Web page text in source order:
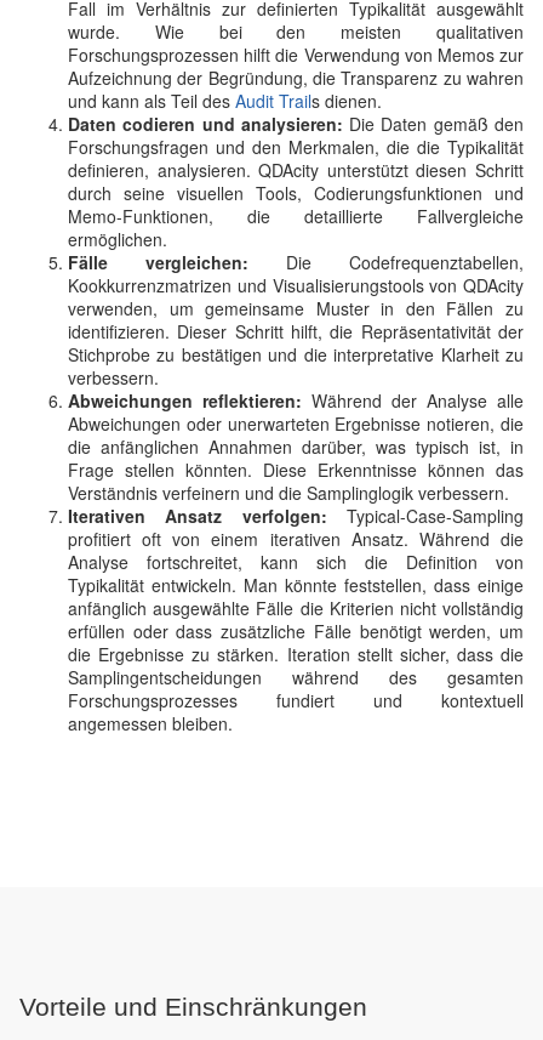
Fall im Verhältnis zur definierten Typikalität ausgewählt
wurde. Wie bei den meisten qualitativen
Forschungsprozessen hilft die Verwendung von Memos zur
Aufzeichnung der Begründung, die Transparenz zu wahren
und kann als Teil des Audit Trails dienen.
Daten codieren und analysieren: Die Daten gemäß den
Forschungsfragen und den Merkmalen, die die Typikalität
definieren, analysieren. QDAcity unterstützt diesen Schritt
durch seine visuellen Tools, Codierungsfunktionen und
Memo-Funktionen, die detaillierte Fallvergleiche
ermöglichen.
Fälle vergleichen: Die Codefrequenztabellen,
Kookkurrenzmatrizen und Visualisierungstools von QDAcity
verwenden, um gemeinsame Muster in den Fällen zu
identifizieren. Dieser Schritt hilft, die Repräsentativität der
Stichprobe zu bestätigen und die interpretative Klarheit zu
verbessern.
Abweichungen reflektieren: Während der Analyse alle
Abweichungen oder unerwarteten Ergebnisse notieren, die
die anfänglichen Annahmen darüber, was typisch ist, in
Frage stellen könnten. Diese Erkenntnisse können das
Verständnis verfeinern und die Samplinglogik verbessern.
Iterativen Ansatz verfolgen: Typical-Case-Sampling
profitiert oft von einem iterativen Ansatz. Während die
Analyse fortschreitet, kann sich die Definition von
Typikalität entwickeln. Man könnte feststellen, dass einige
anfänglich ausgewählte Fälle die Kriterien nicht vollständig
erfüllen oder dass zusätzliche Fälle benötigt werden, um
die Ergebnisse zu stärken. Iteration stellt sicher, dass die
Samplingentscheidungen während des gesamten
Forschungsprozesses fundiert und kontextuell
angemessen bleiben.
Vorteile und Einschränkungen